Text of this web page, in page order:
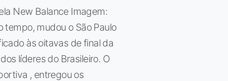
New Balance Imagem:
tempo, mudou o São Paulo
às oitavas de final da
líderes do Brasileiro. O
, entregou os